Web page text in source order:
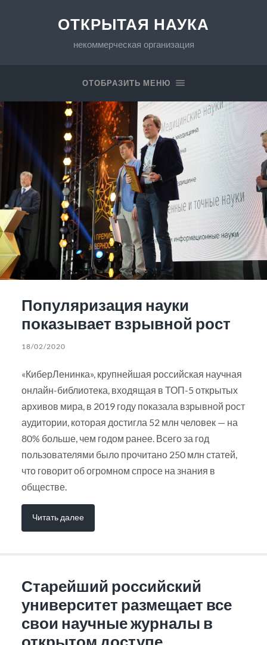
ОТКРЫТАЯ НАУКА
некоммерческая организация
ОТОБРАЗИТЬ МЕНЮ
Популяризация науки
показывает взрывной рост
18/02/2020
«КиберЛенинка», крупнейшая российская научная
онлайн-библиотека, входящая в ТОП-5 открытых
архивов мира, в 2019 году показала взрывной рост
аудитории, которая достигла 52 млн человек — на
80% больше, чем годом ранее. Всего за год
пользователями было прочитано 250 млн статей,
что говорит об огромном спросе на знания в
обществе.
Читать далее
Старейший российский
университет размещает все
свои научные журналы в
открытом доступе